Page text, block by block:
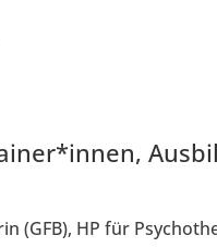
(GFB), HP für